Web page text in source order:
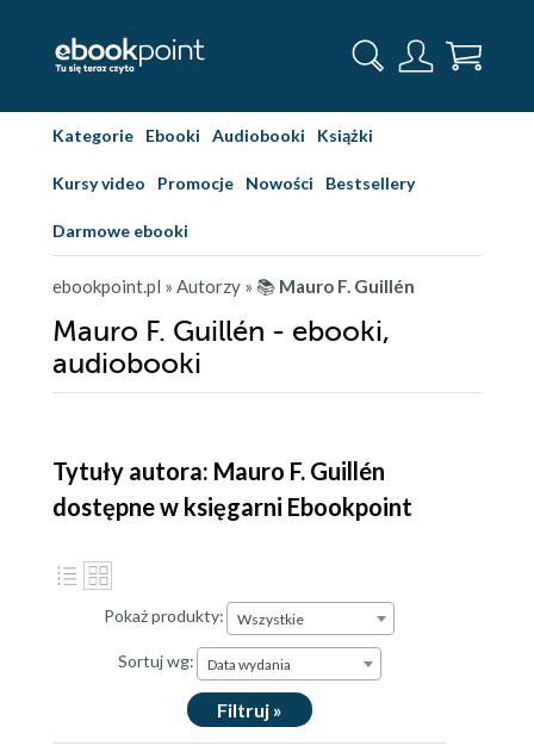
Kategorie Ebooki Audiobooki Książki
Kursy video Promocje Nowości Bestsellery
Darmowe ebooki
ebookpoint.pl » Autorzy » 📚 Mauro F. Guillén
Mauro F. Guillén - ebooki,
audiobooki
Tytuły autora: Mauro F. Guillén
dostępne w księgarni Ebookpoint
Pokaż produkty: Wszystkie
Sortuj wg: Data wydania
Filtruj »